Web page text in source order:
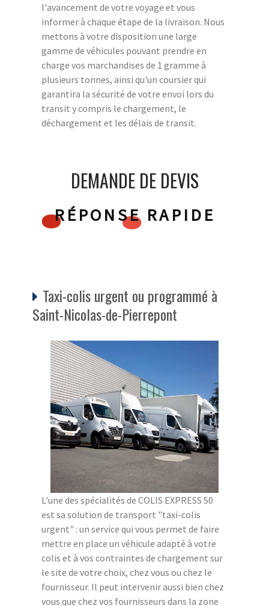
l'avancement de votre voyage et vous
informer à chaque étape de la livraison. Nous
mettons à votre disposition une large
gamme de véhicules pouvant prendre en
charge vos marchandises de 1 gramme à
plusieurs tonnes, ainsi qu'un coursier qui
garantira la sécurité de votre envoi lors du
transit y compris le chargement, le
déchargement et les délais de transit.
DEMANDE DE DEVIS
RÉPONSE RAPIDE
Taxi-colis urgent ou programmé à
Saint-Nicolas-de-Pierrepont
L'une des spécialités de COLIS EXPRESS 50
est sa solution de transport "taxi-colis
urgent" : un service qui vous permet de faire
mettre en place un véhicule adapté à votre
colis et à vos contraintes de chargement sur
le site de votre choix, chez vous ou chez le
fournisseur. Il peut intervenir aussi bien chez
vous que chez vos fournisseurs dans la zone